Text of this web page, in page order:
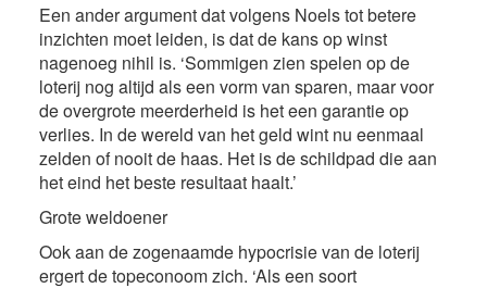
Een ander argument dat volgens Noels tot betere
inzichten moet leiden, is dat de kans op winst
nagenoeg nihil is. ‘Sommigen zien spelen op de
loterij nog altijd als een vorm van sparen, maar voor
de overgrote meerderheid is het een garantie op
verlies. In de wereld van het geld wint nu eenmaal
zelden of nooit de haas. Het is de schildpad die aan
het eind het beste resultaat haalt.’
Grote weldoener
Ook aan de zogenaamde hypocrisie van de loterij
ergert de topeconoom zich. ‘Als een soort